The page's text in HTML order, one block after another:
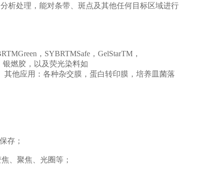
析处理，能对条带、斑点及其他任何目标区域进行
，SYBRTMSafe，GelStarTM，
银燃胶，以及荧光染料如
其他应用：各种杂交膜，蛋白转印膜，培养皿菌落
存；
、聚焦、光圈等；